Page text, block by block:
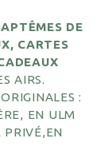
DE
CARTES
AIRS.
ORIGINALES :
EN ULM
PRIVÉ,EN